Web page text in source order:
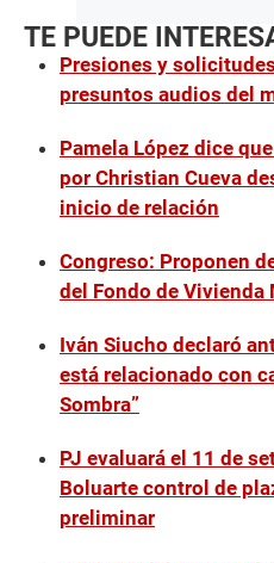
TE PUEDE
Presiones y
presuntos audios del
Pamela López dice
por Christian Cueva
inicio de relación
Congreso: Proponen
del Fondo de Vivienda
Iván Siucho declaró
está relacionado con
Sombra”
PJ evaluará el 11 de
Boluarte control de
preliminar